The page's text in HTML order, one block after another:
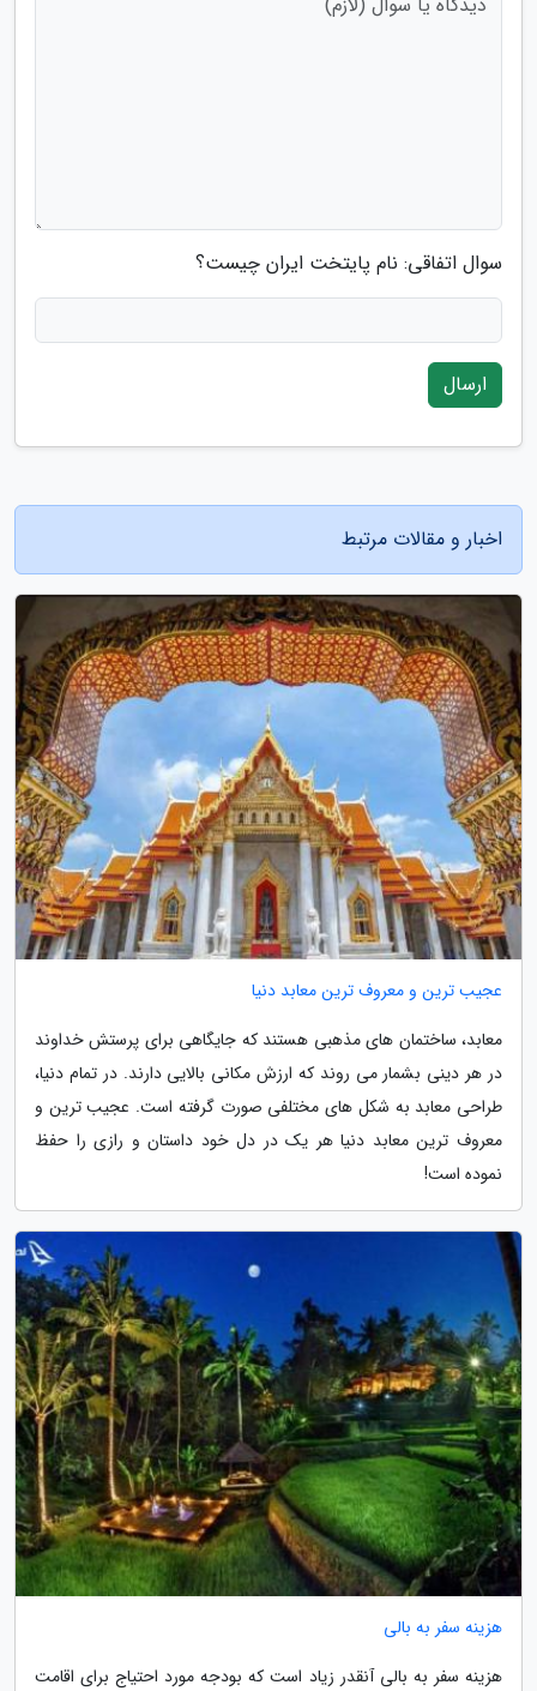
سوال اتفاقی: نام پایتخت ایران چیست؟
ارسال
اخبار و مقالات مرتبط
عجیب ترین و معروف ترین معابد دنیا
معابد، ساختمان های مذهبی هستند که جایگاهی برای پرستش خداوند
در هر دینی بشمار می روند که ارزش مکانی بالایی دارند. در تمام دنیا،
طراحی معابد به شکل های مختلفی صورت گرفته است. عجیب ترین و
معروف ترین معابد دنیا هر یک در دل خود داستان و رازی را حفظ
نموده است!
هزینه سفر به بالی
هزینه سفر به بالی آنقدر زیاد است که بودجه مورد احتیاج برای اقامت